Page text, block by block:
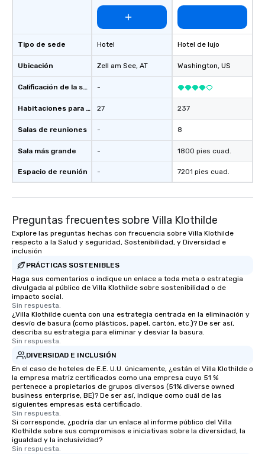
Tipo de sede
Ubicación
Calificación de la sede
Habitaciones para huéspedes
Salas de reuniones
Sala más grande
Espacio de reunión
Hotel
Zell am See, AT
-
27
-
-
-
Hotel de lujo
Washington, US
237
8
1800 pies cuad.
7201 pies cuad.
Preguntas frecuentes sobre Villa Klothilde
Explore las preguntas hechas con frecuencia sobre Villa Klothilde
respecto a la Salud y seguridad, Sostenibilidad, y Diversidad e
inclusión
PRÁCTICAS SOSTENIBLES
Haga sus comentarios o indique un enlace a toda meta o estrategia
divulgada al público de Villa Klothilde sobre sostenibilidad o de
impacto social.
Sin respuesta.
¿Villa Klothilde cuenta con una estrategia centrada en la eliminación y
desvío de basura (como plásticos, papel, cartón, etc.)? De ser así,
describa su estrategia para eliminar y desviar la basura.
Sin respuesta.
DIVERSIDAD E INCLUSIÓN
En el caso de hoteles de E.E. U.U. únicamente, ¿están el Villa Klothilde o
la empresa matriz certificados como una empresa cuyo 51 %
pertenece a propietarios de grupos diversos (51% diverse owned
business enterprise, BE)? De ser así, indique como cuál de las
siguientes empresas está certificado.
Sin respuesta.
Si corresponde, ¿podría dar un enlace al informe público del Villa
Klothilde sobre sus compromisos e iniciativas sobre la diversidad, la
igualdad y la inclusividad?
Sin respuesta.